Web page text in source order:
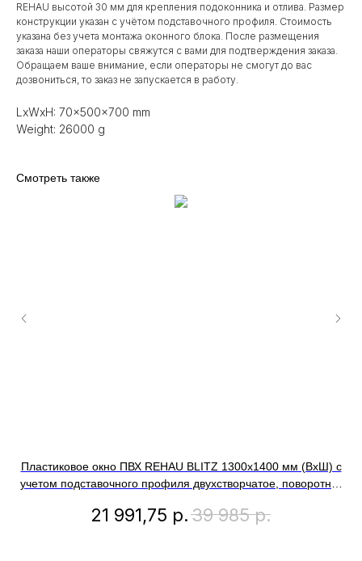
REHAU высотой 30 мм для крепления подоконника и отлива. Размер
конструкции указан c учётом подставочного профиля. Стоимость
указана без учета монтажа оконного блока. После размещения
заказа наши операторы свяжутся с вами для подтверждения заказа.
Обращаем ваше внимание, если операторы не смогут до вас
дозвониться, то заказ не запускается в работу.
LxWxH: 70x500x700 mm
Weight: 26000 g
Смотреть также
Пластиковое окно ПВХ REHAU BLITZ 1300х1400 мм (ВхШ) с
учетом подставочного профиля двухстворчатое, поворотно-
темный дуб снаружи
21 991,75 р.39 985 р.